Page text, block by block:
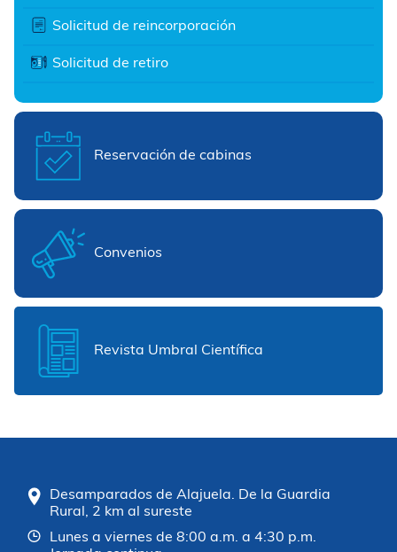
Solicitud de reincorporación
Solicitud de retiro
Reservación de cabinas
Convenios
Revista Umbral Científica
Desamparados de Alajuela. De la Guardia
Rural, 2 km al sureste
Lunes a viernes de 8:00 a.m. a 4:30 p.m.